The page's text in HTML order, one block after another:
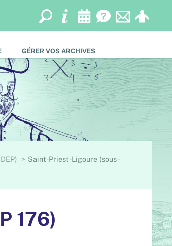
GÉRER VOS ARCHIVES
Saint-Priest-Ligoure (sous-
176)